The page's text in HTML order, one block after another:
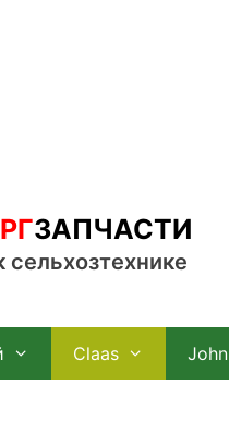
ЗАПЧАСТИ
сельхозтехнике
Claas